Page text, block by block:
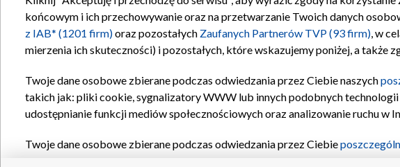
końcowym i ich przechowywanie oraz na przetwarzanie Twoich danych
z IAB* (1201 firm)oraz pozostałych Zaufanych Partnerów TVP (93 firm), w
mierzenia ich skuteczności) i pozostałych, które wskazujemy poniżej, a także
Twoje dane osobowe zbierane podczas odwiedzania przez Ciebie naszych
takich jak: pliki cookie, sygnalizatory WWW lub innych podobnych
udostępnianie funkcji mediów społecznościowych oraz analizowanie ruchu w
Twoje dane osobowe zbierane podczas odwiedzania przez Ciebie